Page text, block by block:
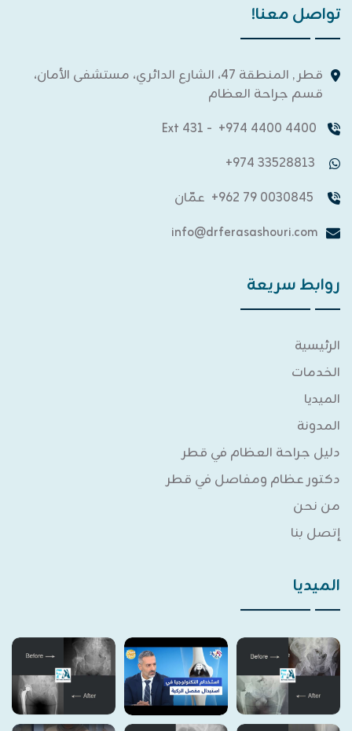
تواصل معنا!
قطر , المنطقة 47، الشارع الدائري، مستشفى الأمان،
قسم جراحة العظام
4400 4400 974+
- Ext 431
عمّان
info@drferasashouri.com
روابط سريعة
الرئيسية
الخدمات
الميديا
المدونة
دليل جراحة العظام في قطر
دكتور عظام ومفاصل في قطر
من نحن
إتصل بنا
الميديا